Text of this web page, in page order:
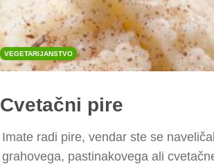
VEGETARIJANSTVO
Cvetačni pire
Imate radi pire, vendar ste se
grahovega, pastinakovega ali